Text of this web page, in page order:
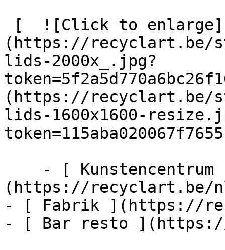
(https://recyclart.be/
lids-2000x_.jpg?
(https://recyclart.be/
lids-1600x1600-
(https://recyclart.be/
- [ Fabrik ](https://
- [ Bar resto